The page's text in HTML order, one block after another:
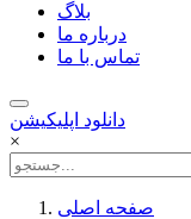
بلاگ
درباره ما
تماس با ما
دانلود اپلیکیشن
×
صفحه اصلی